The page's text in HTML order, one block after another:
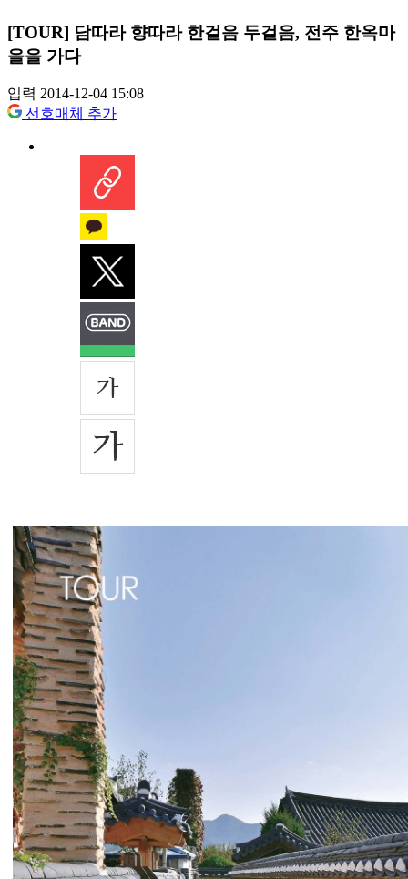
[TOUR] 담따라 향따라 한걸음 두걸음, 전주 한옥마
을을 가다
입력 2014-12-04 15:08
선호매체 추가